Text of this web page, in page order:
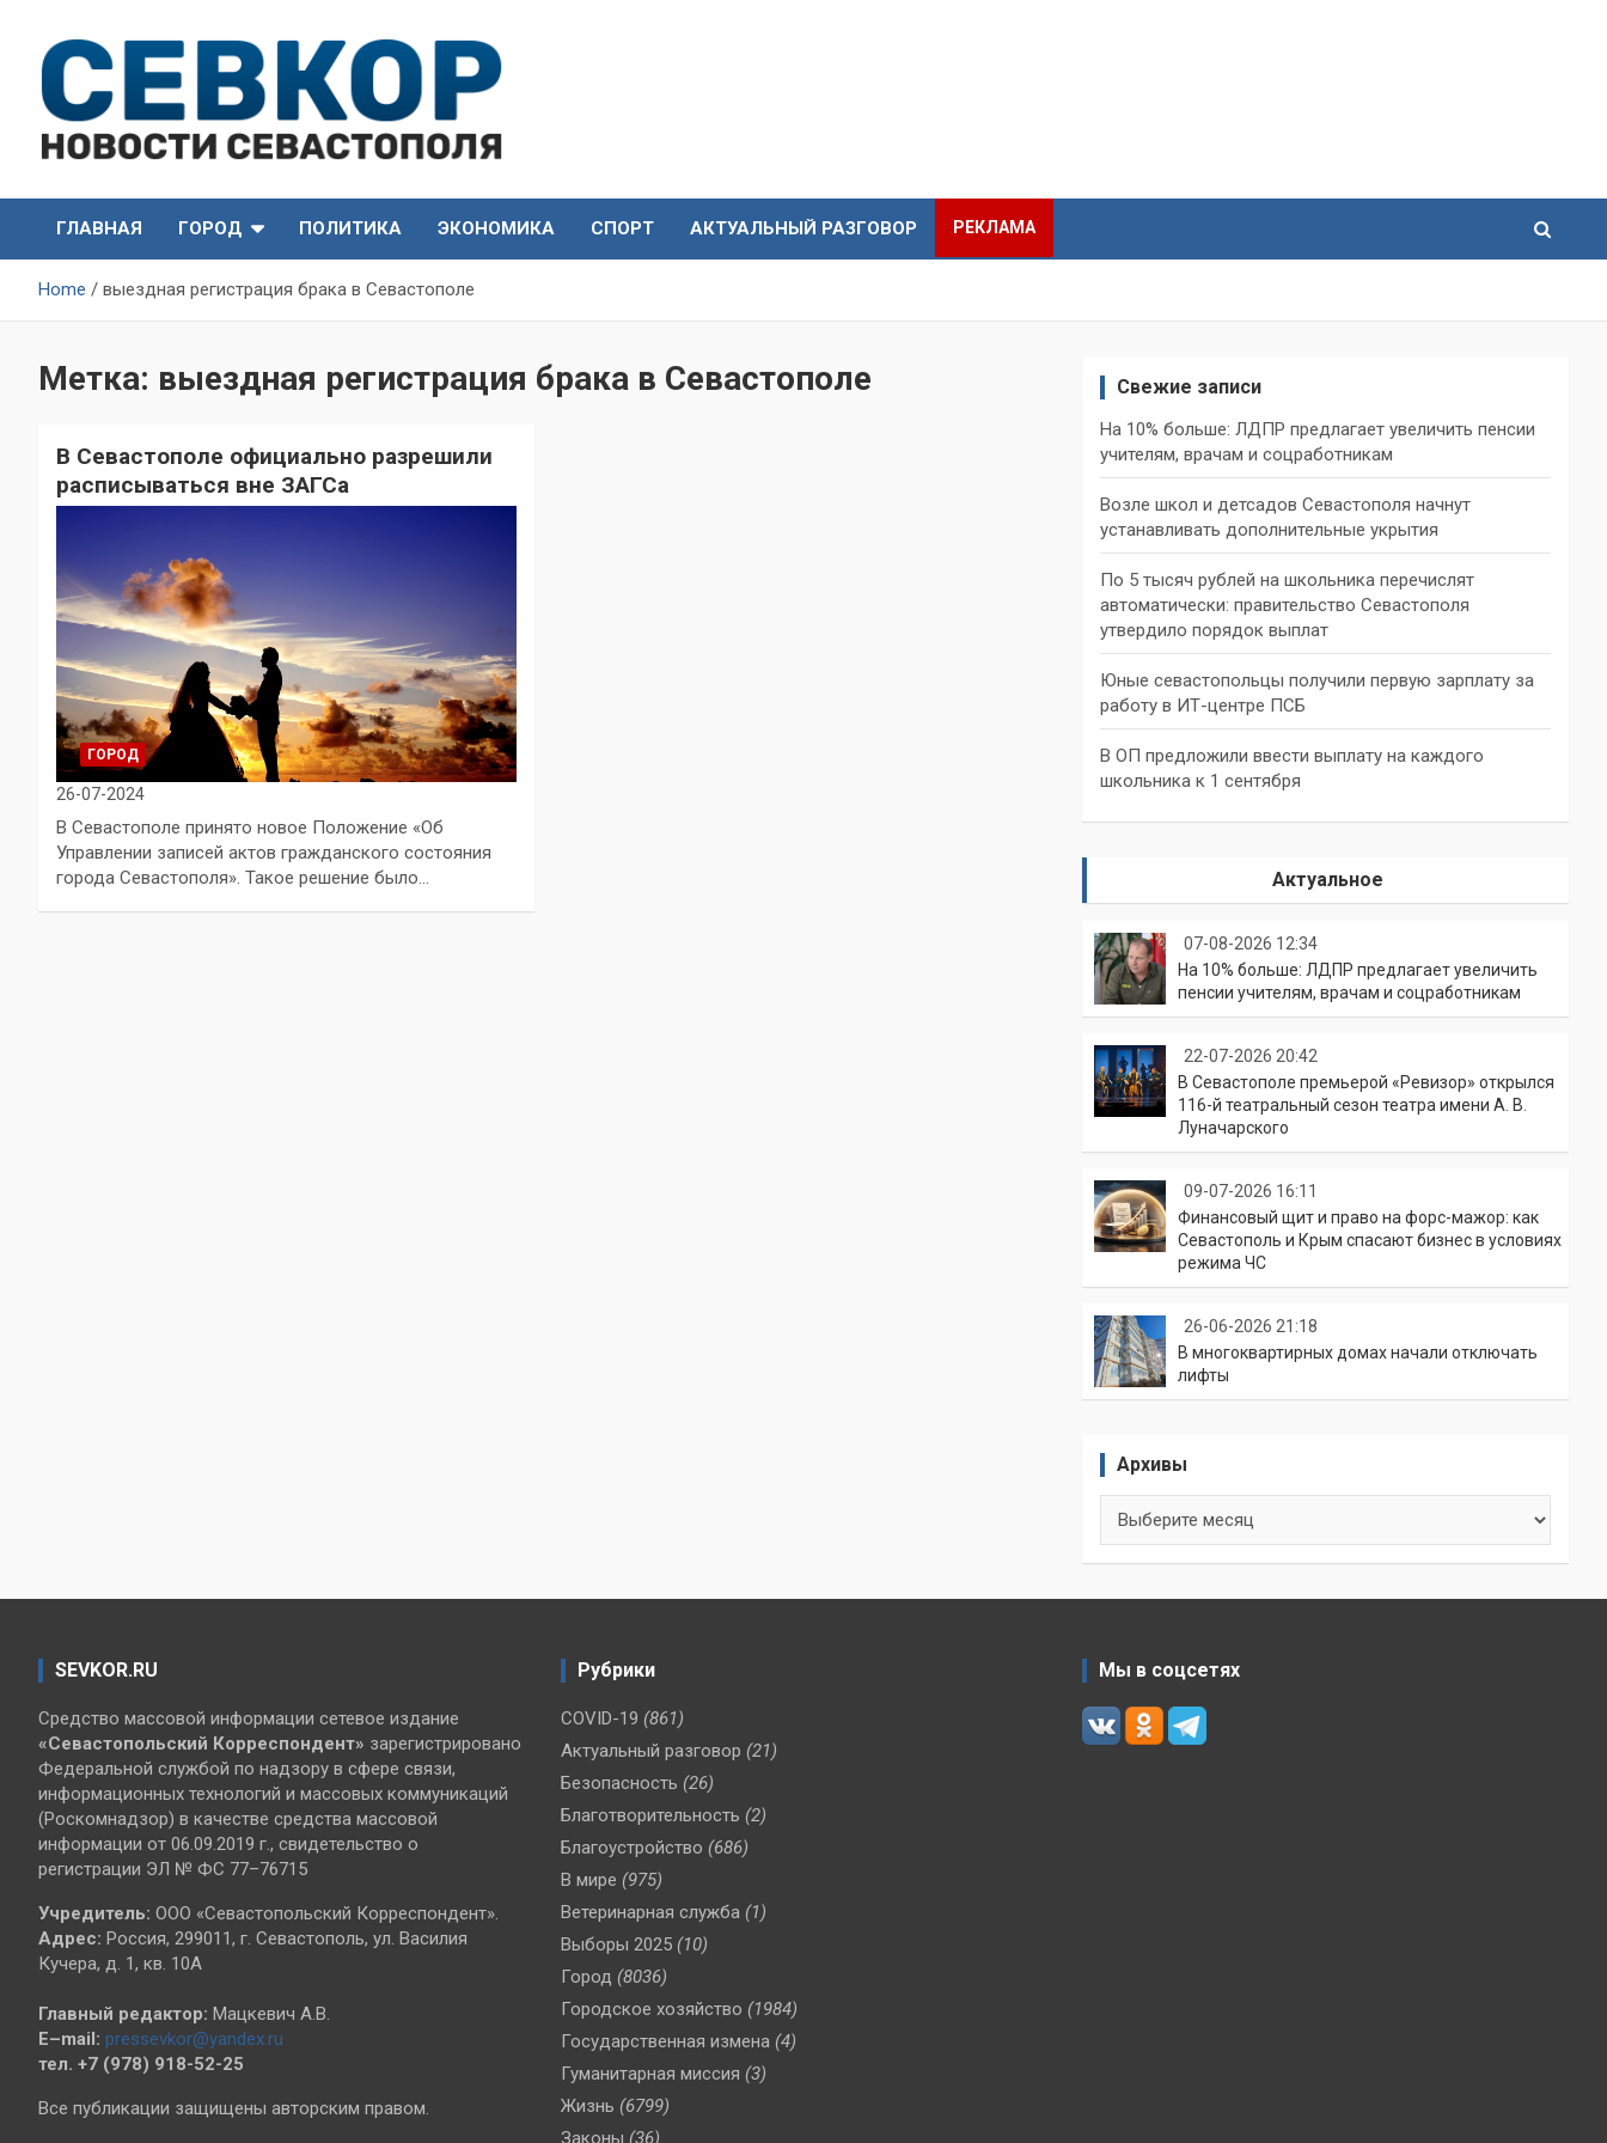
content
СевКор — Новости
Севастополя
Севастополя
ГЛАВНАЯ
ГОРОД ПОЛИТИКА ЭКОНОМИКА СПОРТ АКТУАЛЬНЫЙ РАЗГОВОР РЕКЛАМА
Home выездная регистрация брака в Севастополе
Метка: выездная регистрация брака в Севастополе
В Севастополе официально разрешили
расписываться вне ЗАГСа
ГОРОД
26-07-2024
В Севастополе принято новое Положение «Об
Управлении записей актов гражданского состояния
города Севастополя». Такое решение было…
Свежие записи
На 10% больше: ЛДПР предлагает увеличить пенсии
учителям, врачам и соцработникам
Возле школ и детсадов Севастополя начнут
устанавливать дополнительные укрытия
По 5 тысяч рублей на школьника перечислят
автоматически: правительство Севастополя
утвердило порядок выплат
Юные севастопольцы получили первую зарплату за
работу в ИТ-центре ПСБ
В ОП предложили ввести выплату на каждого
школьника к 1 сентября
Актуальное
07-08-2026 12:34
На 10% больше: ЛДПР предлагает увеличить
пенсии учителям, врачам и соцработникам
22-07-2026 20:42
В Севастополе премьерой «Ревизор» открылся
116-й театральный сезон театра имени А. В.
Луначарского
09-07-2026 16:11
Финансовый щит и право на форс-мажор: как
Севастополь и Крым спасают бизнес в условиях
режима ЧС
26-06-2026 21:18
В многоквартирных домах начали отключать
лифты
Архивы
SEVKOR.RU
Средство массовой информации сетевое издание
«Севастопольский Корреспондент» зарегистрировано
Федеральной службой по надзору в сфере связи,
информационных технологий и массовых коммуникаций
(Роскомнадзор) в качестве средства массовой
информации от 06.09.2019 г., свидетельство о
регистрации ЭЛ № ФС 77–76715
Учредитель: ООО «Севастопольский Корреспондент».
Адрес: Россия, 299011, г. Севастополь, ул. Василия
Кучера, д. 1, кв. 10А
Главный редактор: Мацкевич А.В.
E–mail: pressevkor@yandex.ru
тел. +7 (978) 918-52-25
Все публикации защищены авторским правом.
Рубрики
COVID-19 (861)
Актуальный разговор (21)
Безопасность (26)
Благотворительность (2)
Благоустройство (686)
В мире (975)
Ветеринарная служба (1)
Выборы 2025 (10)
Город (8036)
Городское хозяйство (1984)
Государственная измена (4)
Гуманитарная миссия (3)
Жизнь (6799)
Законы (36)
Мы в соцсетях